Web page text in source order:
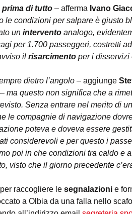
prima di tutto – afferma Ivano
le condizioni per salpare è giusto
un intervento analogo,
per 1.700 passeggeri, costretti
il risarcimento per i disservizi
dietro l’angolo – aggiunge
– ma questo non significa che a
Senza entrare nel merito di
le compagnie di navigazione
poteva e doveva essere
considerevoli e per questo i
poi in che condizioni tra caldo e
visto che il giorno precedente
raccogliere le segnalazioni e
a Olbia da una falla nello